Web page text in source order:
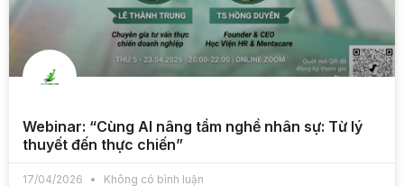
Webinar: “Cùng AI nâng tầm nghề nhân sự: Từ lý
thuyết đến thực chiến”
17/04/2026 Không có bình luận